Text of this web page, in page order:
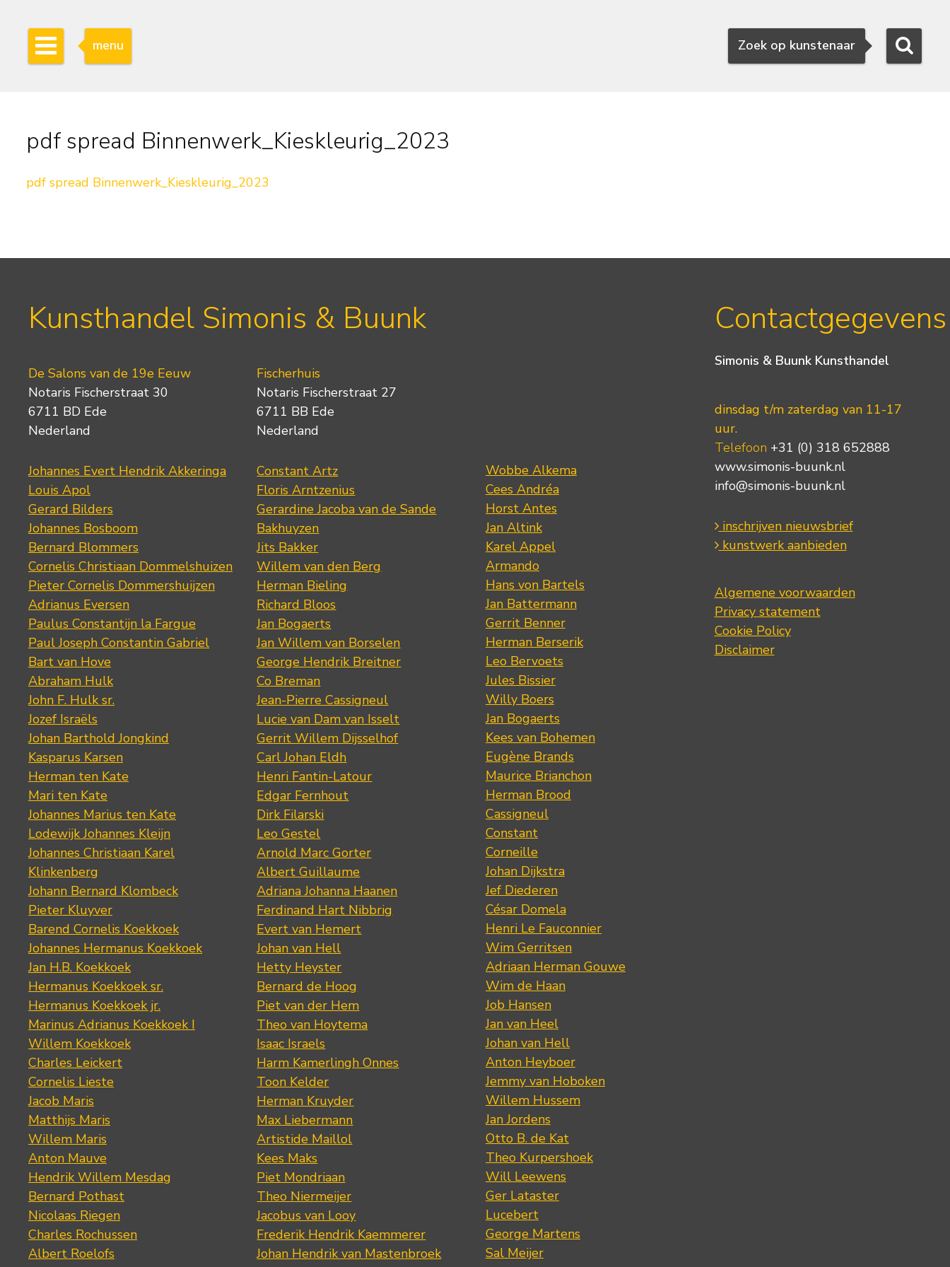
Zoeken
Zoek op kunstenaar
menu
pdf spread Binnenwerk_Kieskleurig_2023
pdf spread Binnenwerk_Kieskleurig_2023
Kunsthandel Simonis & Buunk
De Salons van de 19e Eeuw
Notaris Fischerstraat 30
6711 BD Ede
Nederland
Johannes Evert Hendrik Akkeringa
Louis Apol
Gerard Bilders
Johannes Bosboom
Bernard Blommers
Cornelis Christiaan Dommelshuizen
Pieter Cornelis Dommershuijzen
Adrianus Eversen
Paulus Constantijn la Fargue
Paul Joseph Constantin Gabriel
Bart van Hove
Abraham Hulk
John F. Hulk sr.
Jozef Israëls
Johan Barthold Jongkind
Kasparus Karsen
Herman ten Kate
Mari ten Kate
Johannes Marius ten Kate
Lodewijk Johannes Kleijn
Johannes Christiaan Karel
Klinkenberg
Johann Bernard Klombeck
Pieter Kluyver
Barend Cornelis Koekkoek
Johannes Hermanus Koekkoek
Jan H.B. Koekkoek
Hermanus Koekkoek sr.
Hermanus Koekkoek jr.
Marinus Adrianus Koekkoek I
Willem Koekkoek
Charles Leickert
Cornelis Lieste
Jacob Maris
Matthijs Maris
Willem Maris
Anton Mauve
Hendrik Willem Mesdag
Bernard Pothast
Nicolaas Riegen
Charles Rochussen
Albert Roelofs
Fischerhuis
Notaris Fischerstraat 27
6711 BB Ede
Nederland
Constant Artz
Floris Arntzenius
Gerardine Jacoba van de Sande
Bakhuyzen
Jits Bakker
Willem van den Berg
Herman Bieling
Richard Bloos
Jan Bogaerts
Jan Willem van Borselen
George Hendrik Breitner
Co Breman
Jean-Pierre Cassigneul
Lucie van Dam van Isselt
Gerrit Willem Dijsselhof
Carl Johan Eldh
Henri Fantin-Latour
Edgar Fernhout
Dirk Filarski
Leo Gestel
Arnold Marc Gorter
Albert Guillaume
Adriana Johanna Haanen
Ferdinand Hart Nibbrig
Evert van Hemert
Johan van Hell
Hetty Heyster
Bernard de Hoog
Piet van der Hem
Theo van Hoytema
Isaac Israels
Harm Kamerlingh Onnes
Toon Kelder
Herman Kruyder
Max Liebermann
Artistide Maillol
Kees Maks
Piet Mondriaan
Theo Niermeijer
Jacobus van Looy
Frederik Hendrik Kaemmerer
Johan Hendrik van Mastenbroek
Wobbe Alkema
Cees Andréa
Horst Antes
Jan Altink
Karel Appel
Armando
Hans von Bartels
Jan Battermann
Gerrit Benner
Herman Berserik
Leo Bervoets
Jules Bissier
Willy Boers
Jan Bogaerts
Kees van Bohemen
Eugène Brands
Maurice Brianchon
Herman Brood
Cassigneul
Constant
Corneille
Johan Dijkstra
Jef Diederen
César Domela
Henri Le Fauconnier
Wim Gerritsen
Adriaan Herman Gouwe
Wim de Haan
Job Hansen
Jan van Heel
Johan van Hell
Anton Heyboer
Jemmy van Hoboken
Willem Hussem
Jan Jordens
Otto B. de Kat
Theo Kurpershoek
Will Leewens
Ger Lataster
Lucebert
George Martens
Sal Meijer
Contactgegevens
Simonis & Buunk Kunsthandel
dinsdag t/m zaterdag van 11-17
uur.
Telefoon +31 (0) 318 652888
www.simonis-buunk.nl
info@simonis-buunk.nl
inschrijven nieuwsbrief
kunstwerk aanbieden
Algemene voorwaarden
Privacy statement
Cookie Policy
Disclaimer